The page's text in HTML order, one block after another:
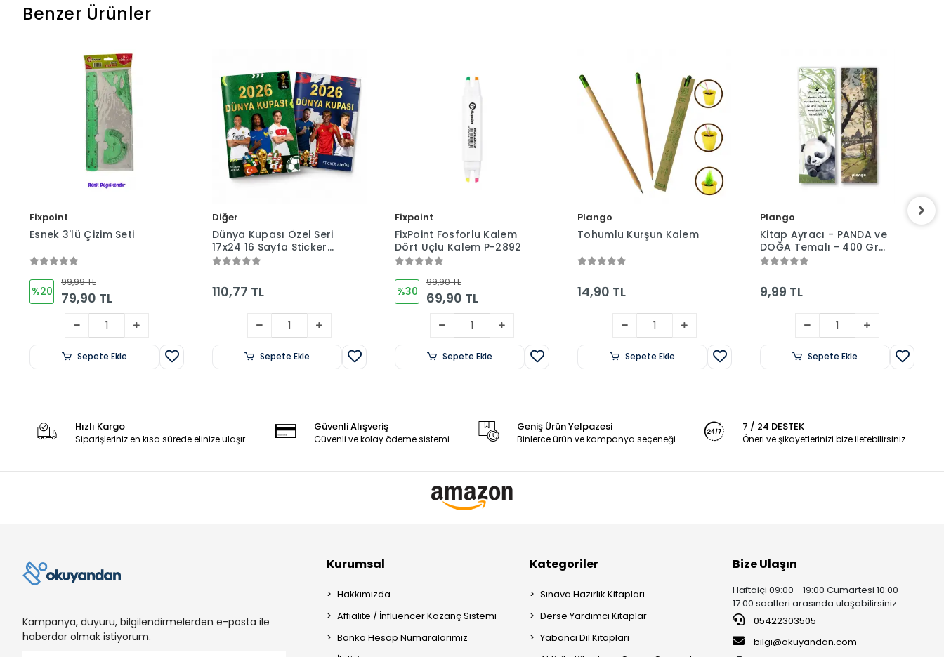
Benzer Ürünler
Fixpoint
Esnek 3'lü Çizim Seti
%20
99,99 TL
79,90 TL
Sepete Ekle
Diğer
Dünya Kupası Özel Seri
17x24 16 Sayfa Sticker
Albüm (Mavi veya Yeşil)
110,77 TL
Sepete Ekle
Fixpoint
FixPoint Fosforlu Kalem
Dört Uçlu Kalem P-2892
%30
99,90 TL
69,90 TL
Sepete Ekle
Plango
Tohumlu Kurşun Kalem
14,90 TL
Sepete Ekle
Plango
Kitap Ayracı - PANDA ve
DOĞA Temalı - 400 Gr
Karton
9,99 TL
Sepete Ekle
Hızlı Kargo
Siparişleriniz en kısa sürede elinize ulaşır.
Güvenli Alışveriş
Güvenli ve kolay ödeme sistemi
Geniş Ürün Yelpazesi
Binlerce ürün ve kampanya seçeneği
7 / 24 DESTEK
Öneri ve şikayetlerinizi bize iletebilirsiniz.
Kampanya, duyuru, bilgilendirmelerden e-posta ile
haberdar olmak istiyorum.
Kurumsal
Hakkımızda
Affialite / İnfluencer Kazanç Sistemi
Banka Hesap Numaralarımız
Kategoriler
Sınava Hazırlık Kitapları
Derse Yardımcı Kitaplar
Yabancı Dil Kitapları
Bize Ulaşın
Haftaiçi 09:00 - 19:00 Cumartesi 10:00 -
17:00 saatleri arasında ulaşabilirsiniz.
05422303505
bilgi@okuyandan.com